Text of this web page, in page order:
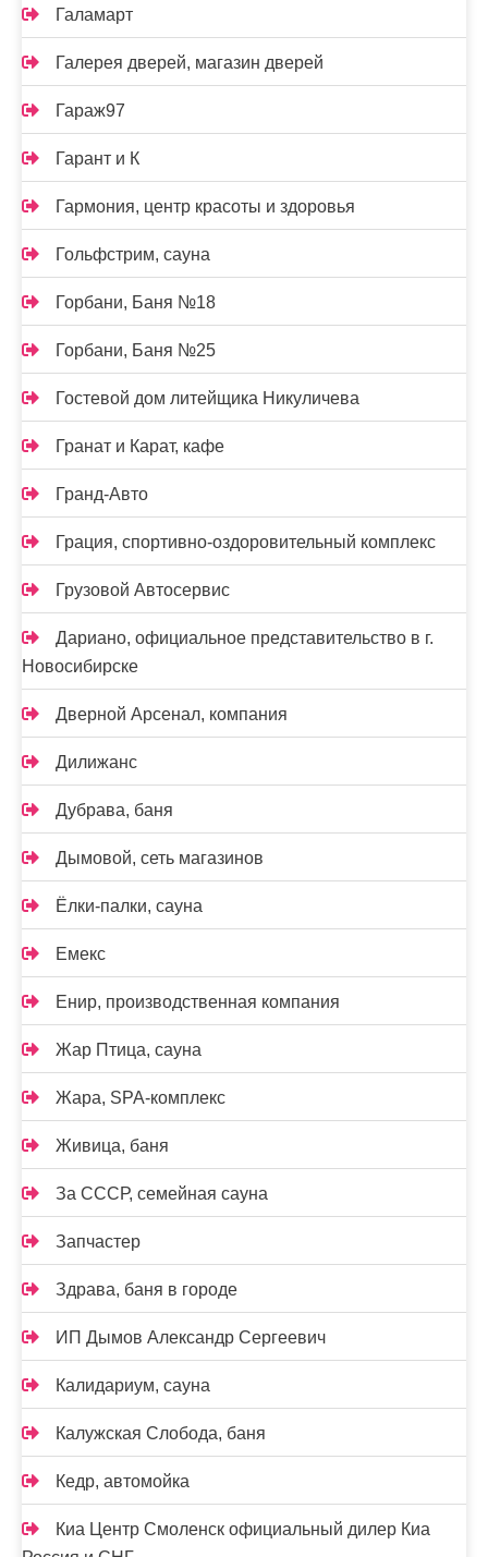
Галамарт
Галерея дверей, магазин дверей
Гараж97
Гарант и К
Гармония, центр красоты и здоровья
Гольфстрим, сауна
Горбани, Баня №18
Горбани, Баня №25
Гостевой дом литейщика Никуличева
Гранат и Карат, кафе
Гранд-Авто
Грация, спортивно-оздоровительный комплекс
Грузовой Автосервис
Дариано, официальное представительство в г.
Новосибирске
Дверной Арсенал, компания
Дилижанс
Дубрава, баня
Дымовой, сеть магазинов
Ёлки-палки, сауна
Емекс
Енир, производственная компания
Жар Птица, сауна
Жара, SPA-комплекс
Живица, баня
За СССР, семейная сауна
Запчастер
Здрава, баня в городе
ИП Дымов Александр Сергеевич
Калидариум, сауна
Калужская Слобода, баня
Кедр, автомойка
Киа Центр Смоленск официальный дилер Киа